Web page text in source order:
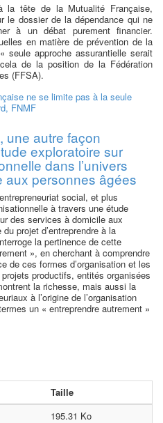
la tête de la Mutualité Française,
le dossier de la dépendance qui ne
à un débat purement financier.
en matière de prévention de la
seule approche assurantielle serait
de la position de la Fédération
(FFSA).
ne se limite pas à la seule
FNMF
une autre façon
exploratoire sur
dans l’univers
aux personnes âgées
social, et plus
à travers une étude
des services à domicile aux
projet d’entreprendre à la
la pertinence de cette
», en cherchant à comprendre
de ces formes d’organisation et les
productifs, entités organisées
la richesse, mais aussi la
à l’origine de l’organisation
un « entreprendre autrement »
Taille
195.31 Ko